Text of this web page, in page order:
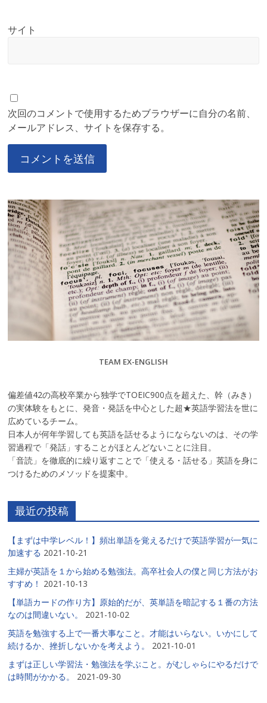
サイト
次回のコメントで使用するためブラウザーに自分の名前、
メールアドレス、サイトを保存する。
TEAM EX-ENGLISH
偏差値42の高校卒業から独学でTOEIC900点を超えた、幹（みき）
の実体験をもとに、発音・発話を中心とした超★英語学習法を世に
広めているチーム。
日本人が何年学習しても英語を話せるようにならないのは、その学
習過程で「発話」することがほとんどないことに注目。
「音読」を徹底的に繰り返すことで「使える・話せる」英語を身に
つけるためのメソッドを提案中。
最近の投稿
【まずは中学レベル！】頻出単語を覚えるだけで英語学習が一気に
加速する 2021-10-21
主婦が英語を１から始める勉強法。高卒社会人の僕と同じ方法がお
すすめ！ 2021-10-13
【単語カードの作り方】原始的だが、英単語を暗記する１番の方法
なのは間違いない。
2021-10-02
英語を勉強する上で一番大事なこと。才能はいらない。いかにして
続けるか、挫折しないかを考えよう。
2021-10-01
まずは正しい学習法・勉強法を学ぶこと。がむしゃらにやるだけで
は時間がかかる。
2021-09-30